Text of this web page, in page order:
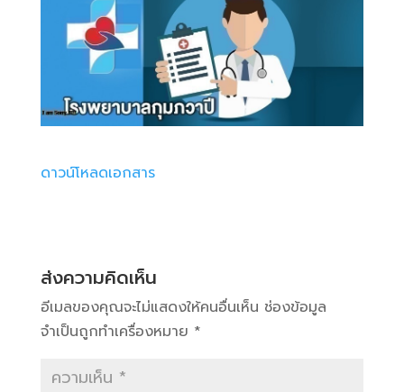
ดาวน์โหลดเอกสาร
ส่งความคิดเห็น
อีเมลของคุณจะไม่แสดงให้คนอื่นเห็น ช่องข้อมูล
จำเป็นถูกทำเครื่องหมาย *